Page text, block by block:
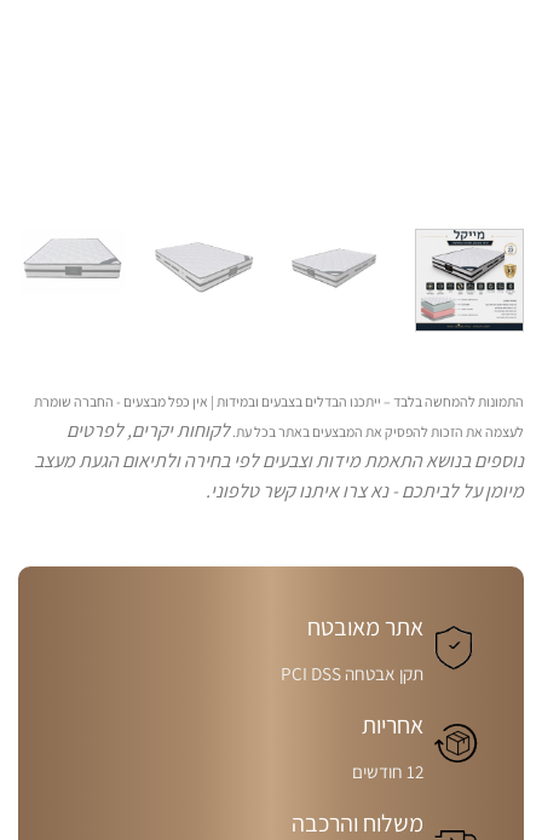
התמונות להמחשה בלבד – ייתכנו הבדלים בצבעים ובמידות | אין כפל מבצעים - החברה שומרת
לעצמה את הזכות להפסיק את המבצעים באתר בכל עת.לקוחות יקרים, לפרטים
נוספים בנושא התאמת מידות וצבעים לפי בחירה ולתיאום הגעת מעצב
מיומן על לביתכם - נא צרו איתנו קשר טלפוני.
אתר מאובטח
תקן אבטחה PCI DSS
אחריות
12 חודשים
משלוח והרכבה